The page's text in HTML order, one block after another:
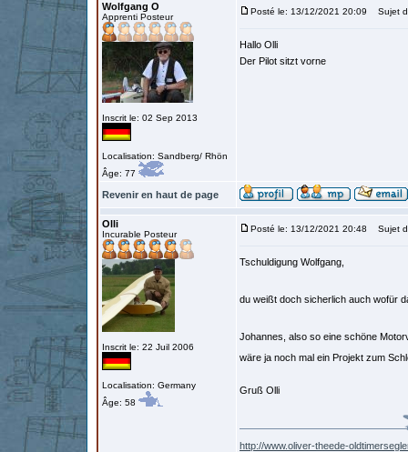
Wolfgang O
Apprenti Posteur
Inscrit le: 02 Sep 2013
Localisation: Sandberg/ Rhön
Âge: 77
Posté le: 13/12/2021 20:09 Sujet
Hallo Olli
Der Pilot sitzt vorne
Revenir en haut de page
Olli
Incurable Posteur
Inscrit le: 22 Juil 2006
Localisation: Germany
Âge: 58
Posté le: 13/12/2021 20:48 Sujet
Tschuldigung Wolfgang,
du weißt doch sicherlich auch wofür
Johannes, also so eine schöne
wäre ja noch mal ein Projekt zum
Gruß Olli
http://www.oliver-theede-